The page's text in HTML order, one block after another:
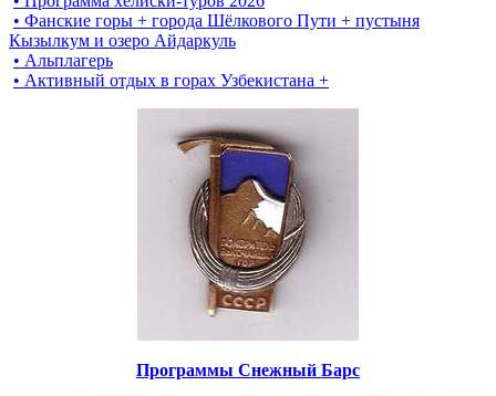
• Фанские горы + города Шёлкового Пути + пустыня
Кызылкум и озеро Айдаркуль
• Альплагерь
• Активный отдых в горах Узбекистана +
Программы Снежный Барс